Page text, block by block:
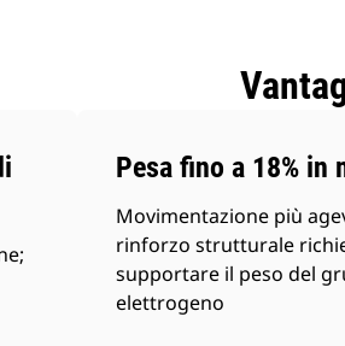
Pesa fino a 18% in
Movimentazione più
rinforzo strutturale
supportare il peso del
elettrogeno